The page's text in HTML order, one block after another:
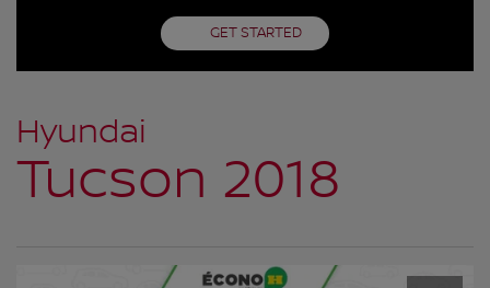
GET STARTED
Hyundai
Tucson 2018